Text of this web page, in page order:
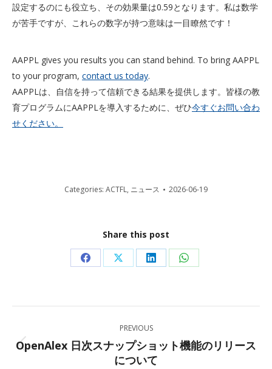
設定するのにも役立ち、その効果量は0.59となります。私は数学
が苦手ですが、これらの数字が持つ意味は一目瞭然です！
AAPPL gives you results you can stand behind. To bring AAPPL
to your program, contact us today.
AAPPLは、自信を持って信頼できる結果を提供します。皆様の教
育プログラムにAAPPLを導入するために、ぜひ今すぐお問い合わ
せください。
Categories: ACTFL, ニュース 2026-06-19
Share this post
Share
Facebook
Share
X
Share
LinkedIn
Share
WhatsApp
navigation
PREVIOUS
Previous
OpenAlex 日次スナップショット機能のリリース
について